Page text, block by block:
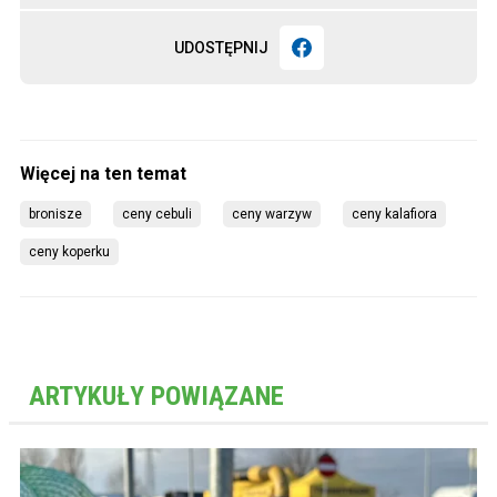
UDOSTĘPNIJ
bronisze ceny cebuli ceny warzyw ceny kalafiora
ceny koperku
ARTYKUŁY POWIĄZANE